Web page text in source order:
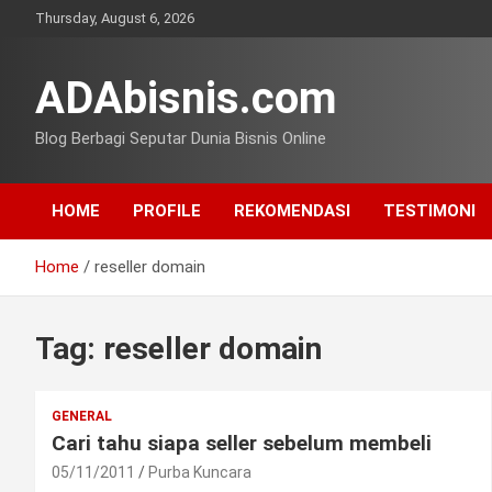
Thursday, August 6, 2026
ADAbisnis.com
Blog Berbagi Seputar Dunia Bisnis Online
HOME PROFILE REKOMENDASI TESTIMONI
Home reseller domain
Tag: reseller domain
GENERAL
Cari tahu siapa seller sebelum membeli
05/11/2011 Purba Kuncara